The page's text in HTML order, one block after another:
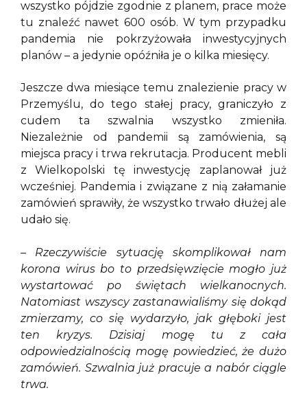
wszystko pójdzie zgodnie z planem, prace może
tu znaleźć nawet 600 osób. W tym przypadku
pandemia nie pokrzyżowała inwestycyjnych
planów – a jedynie opóźniła je o kilka miesięcy.
Jeszcze dwa miesiące temu znalezienie pracy w
Przemyślu, do tego stałej pracy, graniczyło z
cudem ta szwalnia wszystko zmieniła.
Niezależnie od pandemii są zamówienia, są
miejsca pracy i trwa rekrutacja. Producent mebli
z Wielkopolski tę inwestycję zaplanował już
wcześniej. Pandemia i związane z nią załamanie
zamówień sprawiły, że wszystko trwało dłużej ale
udało się.
– Rzeczywiście sytuację skomplikował nam
korona wirus bo to przedsięwzięcie mogło już
wystartować po świętach wielkanocnych.
Natomiast wszyscy zastanawialiśmy się dokąd
zmierzamy, co się wydarzyło, jak głęboki jest
ten kryzys. Dzisiaj mogę tu z cała
odpowiedzialnością mogę powiedzieć, że dużo
zamówień. Szwalnia już pracuje a nabór ciągle
trwa.